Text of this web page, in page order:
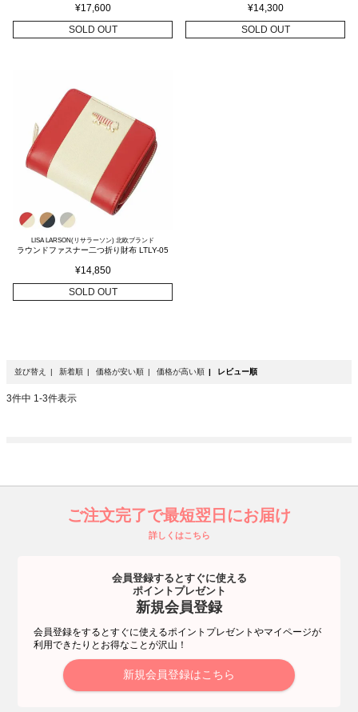
¥17,600
SOLD OUT
¥14,300
SOLD OUT
LISA LARSON(リサラーソン) 北欧ブランド
ラウンドファスナー二つ折り財布 LTLY-05
¥14,850
SOLD OUT
並び替え 新着順 価格が安い順 価格が高い順 レビュー順
3件中 1 -3件表示
ご注文完了で最短翌日にお届け
詳しくはこちら
会員登録するとすぐに使える
ポイントプレゼント
新規会員登録
会員登録をするとすぐに使えるポイントプレゼントやマイページが
利用できたりとお得なことが沢山！
新規会員登録はこちら